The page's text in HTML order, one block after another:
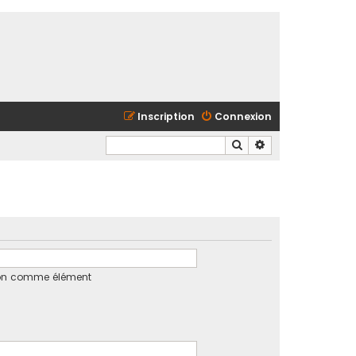
Connexion
Inscription
Rechercher
comme élément